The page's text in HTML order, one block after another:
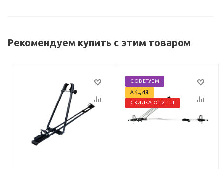
Рекомендуем купить с этим товаром
СОВЕТУЕМ
АКЦИЯ
СКИДКА ОТ 2 ШТ